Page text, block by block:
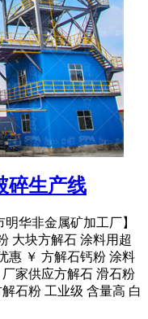
碎生产线
华非金属矿加工厂】
大块方解石 涂料用超
惠 ￥ 方解石钙粉 涂料
家供应方解石 滑石粉
石粉 工业级 含量高 白